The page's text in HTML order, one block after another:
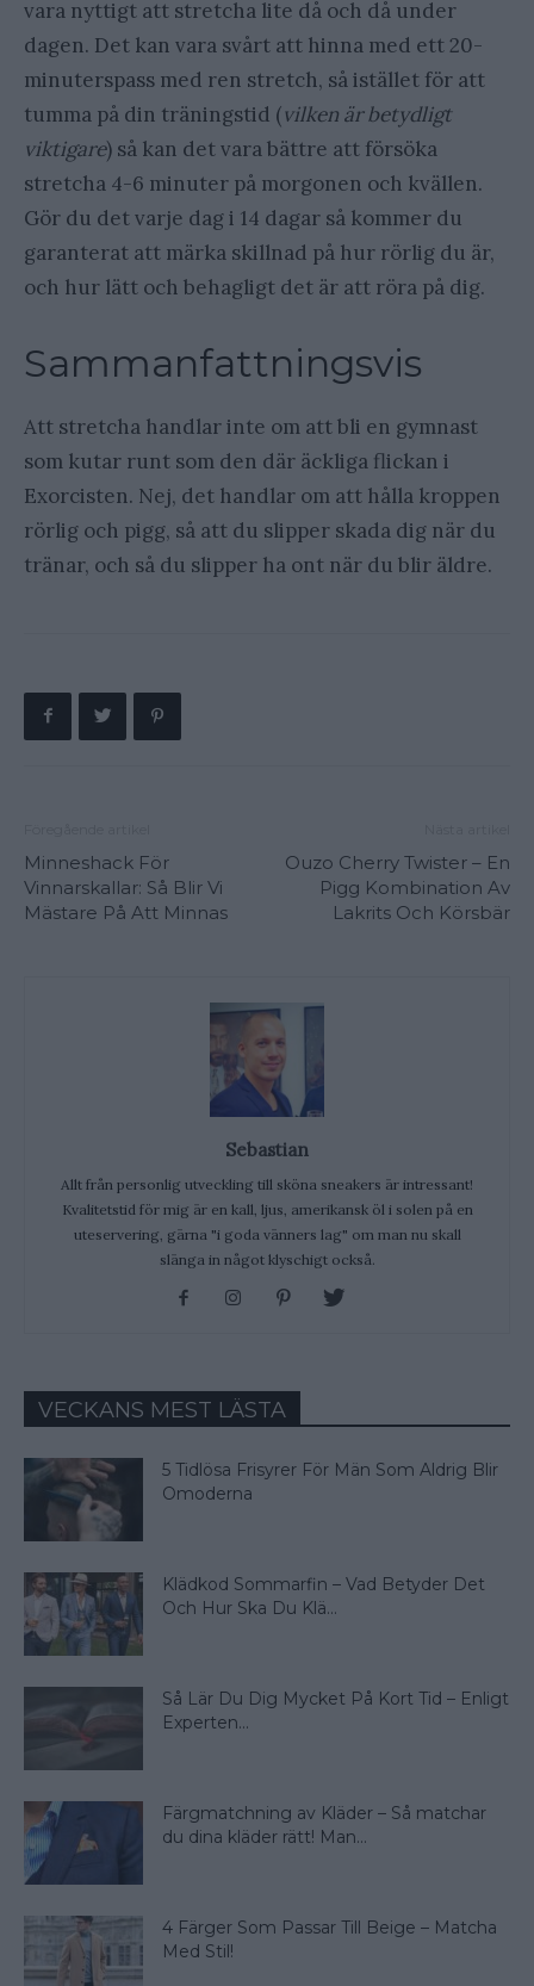
vara nyttigt att stretcha lite då och då under
dagen. Det kan vara svårt att hinna med ett 20-
minuterspass med ren stretch, så istället för att
tumma på din träningstid (vilken är betydligt
viktigare) så kan det vara bättre att försöka
stretcha 4-6 minuter på morgonen och kvällen.
Gör du det varje dag i 14 dagar så kommer du
garanterat att märka skillnad på hur rörlig du är,
och hur lätt och behagligt det är att röra på dig.
Sammanfattningsvis
Att stretcha handlar inte om att bli en gymnast
som kutar runt som den där äckliga flickan i
Exorcisten. Nej, det handlar om att hålla kroppen
rörlig och pigg, så att du slipper skada dig när du
tränar, och så du slipper ha ont när du blir äldre.
Minneshack För
Vinnarskallar: Så Blir Vi
Mästare På Att Minnas
Ouzo Cherry Twister – En
Pigg Kombination Av
Lakrits Och Körsbär
Sebastian
Allt från personlig utveckling till sköna sneakers är intressant!
Kvalitetstid för mig är en kall, ljus, amerikansk öl i solen på en
uteservering, gärna "i goda vänners lag" om man nu skall
slänga in något klyschigt också.
VECKANS MEST LÄSTA
5 Tidlösa Frisyrer För Män Som Aldrig Blir
Omoderna
Klädkod Sommarfin – Vad Betyder Det
Och Hur Ska Du Klä...
Så Lär Du Dig Mycket På Kort Tid – Enligt
Experten...
Färgmatchning av Kläder – Så matchar
du dina kläder rätt! Man...
4 Färger Som Passar Till Beige – Matcha
Med Stil!